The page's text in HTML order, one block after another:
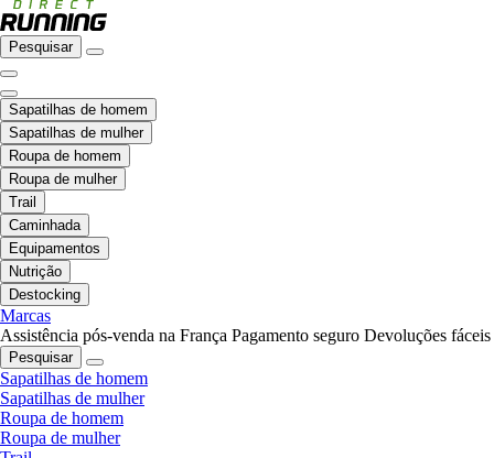
Pesquisar
Sapatilhas de homem
Sapatilhas de mulher
Roupa de homem
Roupa de mulher
Trail
Caminhada
Equipamentos
Nutrição
Destocking
Marcas
Assistência pós-venda na França Pagamento seguro Devoluções fáceis
Pesquisar
Sapatilhas de homem
Sapatilhas de mulher
Roupa de homem
Roupa de mulher